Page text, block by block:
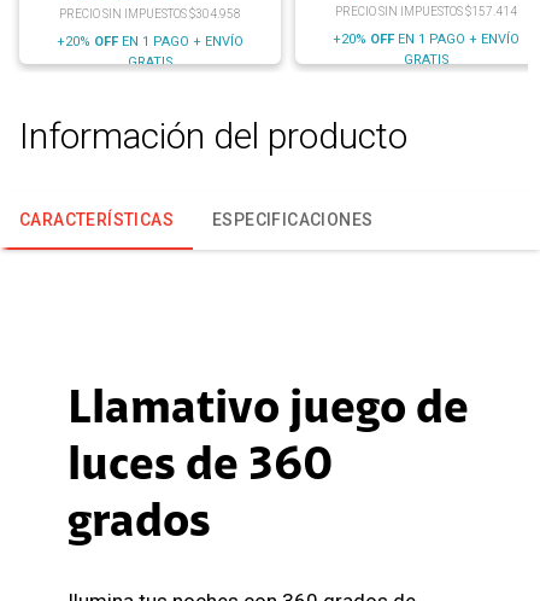
PRECIO SIN IMPUESTOS $304.958
+20% OFF EN 1 PAGO + ENVÍO
GRATIS
PRECIO SIN IMPUESTOS $157.414
+20% OFF EN 1 PAGO + ENVÍO
GRATIS
Información del producto
CARACTERÍSTICAS ESPECIFICACIONES
Llamativo juego de
luces de 360
grados